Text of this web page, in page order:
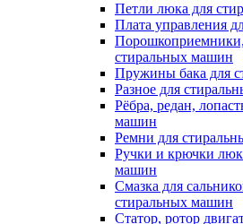
Петли люка для
Плата управления
стиральных машин
Пружины бака для
Разное для
Рёбра, редан,
машин
Ремни для
Ручки и крючки
машин
Смазка для
стиральных машин
Статор, ротор